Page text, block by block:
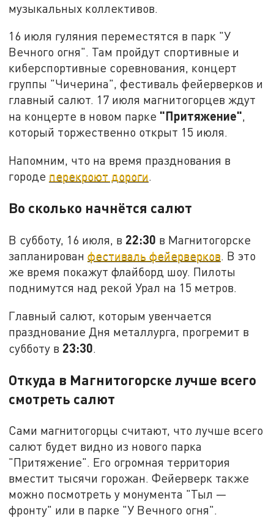
музыкальных коллективов.
16 июля гуляния переместятся в парк "У
Вечного огня". Там пройдут спортивные и
киберспортивные соревнования, концерт
группы "Чичерина", фестиваль фейерверков и
главный салют. 17 июля магнитогорцев ждут
на концерте в новом парке "Притяжение",
который торжественно открыт 15 июля.
Напомним, что на время празднования в
городе перекроют дороги.
Во сколько начнётся салют
В субботу, 16 июля, в 22:30 в Магнитогорске
запланированфестиваль фейерверков. В это
же время покажут флайборд шоу. Пилоты
поднимутся над рекой Урал на 15 метров.
Главный салют, которым увенчается
празднование Дня металлурга, прогремит в
субботу в 23:30.
Откуда в Магнитогорске лучше всего
смотреть салют
Сами магнитогорцы считают, что лучше всего
салют будет видно из нового парка
"Притяжение". Его огромная территория
вместит тысячи горожан. Фейерверк также
можно посмотреть у монумента "Тыл —
фронту" или в парке "У Вечного огня".